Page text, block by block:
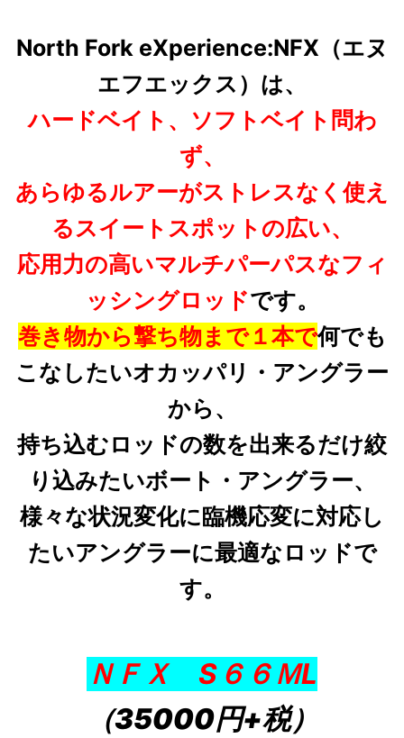
North Fork eXperience:NFX（エヌ
エフエックス）は、
ハードベイト、ソフトベイト問わ
ず、
あらゆるルアーがストレスなく使え
るスイートスポットの広い、
応用力の高いマルチパーパスなフィ
ッシングロッドです。
巻き物から撃ち物まで１本で何でも
こなしたいオカッパリ・アングラー
から、
持ち込むロッドの数を出来るだけ絞
り込みたいボート・アングラー、
様々な状況変化に臨機応変に対応し
たいアングラーに最適なロッドで
す。
ＮＦＸ S６６ＭL
（35000円+税）